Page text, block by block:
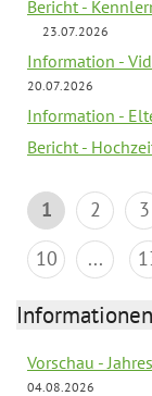
Bericht -
23.07.2026
Information -
20.07.2026
Information -
Bericht -
1 2 3
10
...
Vorschau -
04.08.2026